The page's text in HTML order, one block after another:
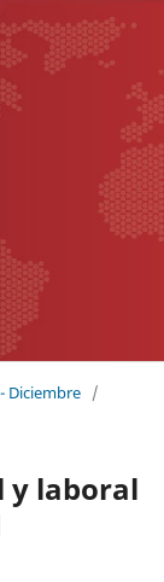
Diciembre /
y laboral